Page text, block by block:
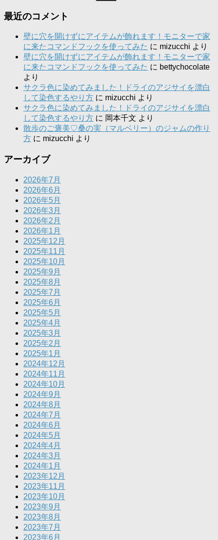
最近のコメント
壁に穴を開けずにアイテムが飾れます！モニターで家
に来たコマンドフックを使ってみた に mizucchi より
壁に穴を開けずにアイテムが飾れます！モニターで家
に来たコマンドフックを使ってみた に bettychocolate
より
サクラ色に染めてみました！ドライのアジサイを漂白
して染色するやり方 に mizucchi より
サクラ色に染めてみました！ドライのアジサイを漂白
して染色するやり方 に 岡本千文 より
散歩のご褒美♡桑の実（マルベリー）のジャムの作り
方 に mizucchi より
アーカイブ
2026年7月
2026年6月
2026年5月
2026年3月
2026年2月
2026年1月
2025年12月
2025年11月
2025年10月
2025年9月
2025年8月
2025年7月
2025年6月
2025年5月
2025年4月
2025年3月
2025年2月
2025年1月
2024年12月
2024年11月
2024年10月
2024年9月
2024年8月
2024年7月
2024年6月
2024年5月
2024年4月
2024年3月
2024年1月
2023年12月
2023年11月
2023年10月
2023年9月
2023年8月
2023年7月
2023年6月